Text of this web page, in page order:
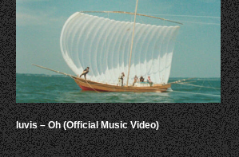
luvis – Oh (Official Music Video)